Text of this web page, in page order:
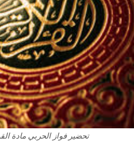
تحضير فواز الحربي مادة